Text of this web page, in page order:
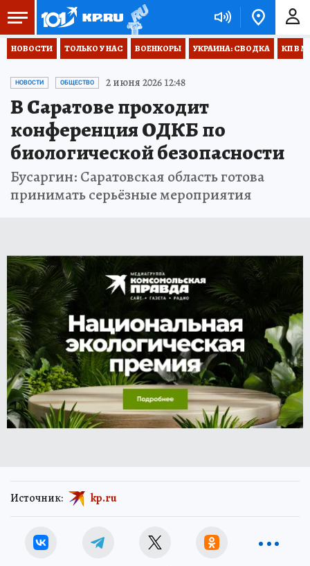
НОВОСТИ ТОЛЬКО У НАС ВОЕНКОРЫ УКРАИНА: СВОДКА КП В
НОВОСТИ ОБЩЕСТВО 2 июня 2026 12:48
В Саратове проходит
конференция ОДКБ по
биологической безопасности
Бусаргин: Саратовская область готова
принимать серьёзные мероприятия
Источник: kp.ru